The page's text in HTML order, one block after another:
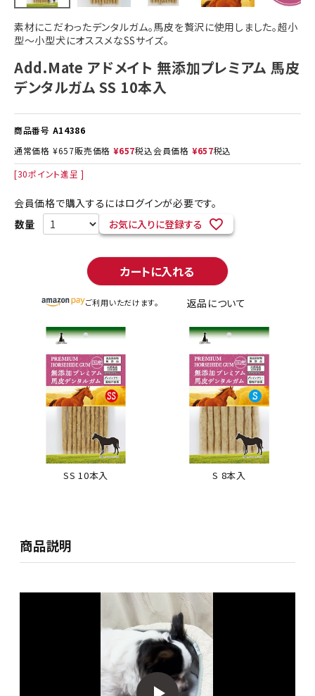
素材にこだわったデンタルガム。馬皮を贅沢に使用しました。超小
型～小型犬にオススメなSSサイズ。
Add.Mate アドメイト 無添加プレミアム 馬皮
デンタルガム SS 10本入
商品番号 A14386
通常価格 ¥657販売価格 ¥657税込会員価格 ¥657税込
[30ポイント進呈 ]
会員価格で購入するにはログインが必要です。
お気に入りに登録する
カートに入れる
ご利用いただけます。 返品について
SS 10本入 S 8本入
商品説明